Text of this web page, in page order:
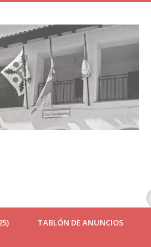
TABLÓN DE ANUNCIOS